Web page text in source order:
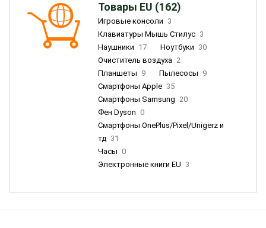
Товары EU (162)
Игровые консоли 3
Клавиатуры Мышь Стилус 3
Наушники 17 Ноутбуки 30
Очиститель воздуха 2
Планшеты 9 Пылесосы 9
Смартфоны Apple 35
Смартфоны Samsung 20
Фен Dyson 0
Смартфоны OnePlus/Pixel/Unigerz и
тд 31
Часы 0
Электронные книги EU 3